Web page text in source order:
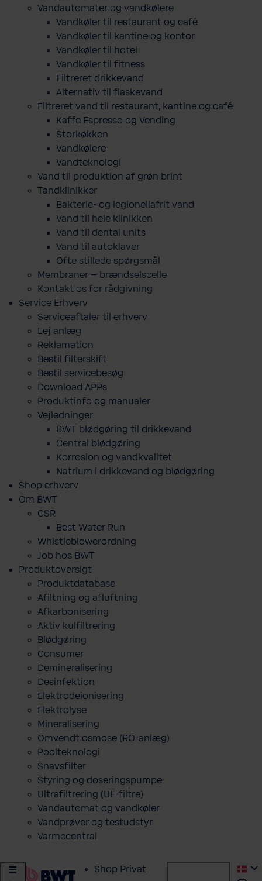
Vandautomater og vandkølere
Vandkøler til restaurant og café
Vandkøler til kantine og kontor
Vandkøler til hotel
Vandkøler til fitness
Filtreret drikkevand
Alternativ til flaskevand
Filtreret vand til restaurant, kantine og café
Kaffe Espresso og Vending
Storkøkken
Vandkølere
Vandteknologi
Vand til produktion af grøn brint
Tandklinikker
Bakterie-​ og legio­nel­lafrit vand
Vand til hele klinikken
Vand til dental units
Vand til autoklaver
Ofte stillede spørgsmål
Membraner – brændselscelle
Kontakt os for rådgivning
Service Erhverv
Serviceaftaler til erhverv
Lej anlæg
Reklamation
Bestil filterskift
Bestil servicebesøg
Download APPs
Produktinfo og manualer
Vejledninger
BWT blødgøring til drikkevand
Central blødgøring
Korro­sion og vand­kva­litet
Natrium i drikkevand og blødgøring
Shop erhverv
Om BWT
CSR
Best Water Run
Whistleblowerordning
Job hos BWT
Produktoversigt
Produktdatabase
​Afiltning og afluftning
Afkarbonisering
Aktiv kulfiltrering
Blødgøring
Consumer
Demineralisering
Desinfektion
Elektrodeionisering
Elektrolyse
Mineralisering
Omvendt osmose (RO-anlæg)
Poolteknologi
Snavsfilter
Styring og doseringspumpe
Ultrafiltrering (UF-filtre)
Vandautomat og vandkøler
Vandprøver og testudstyr
Varmecentral
Shop Privat